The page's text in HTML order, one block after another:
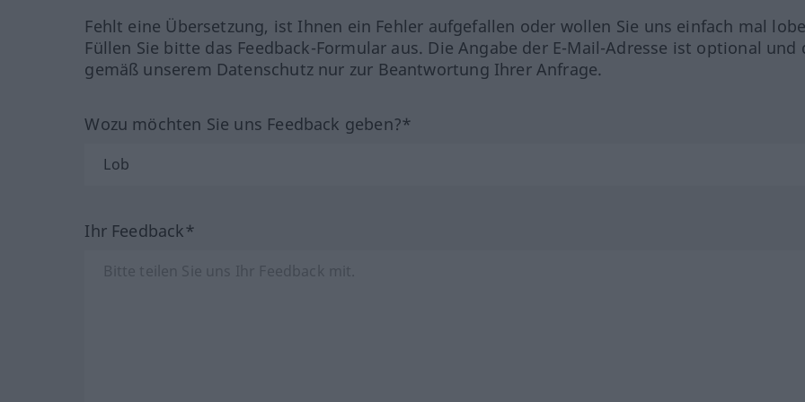
Fehlt eine Übersetzung, ist Ihnen ein Fehler aufgefallen oder wollen Sie uns einfach mal
Füllen Sie bitte das Feedback-Formular aus. Die Angabe der E-Mail-Adresse ist optional und
gemäß unserem Datenschutz nur zur Beantwortung Ihrer Anfrage.
Wozu möchten Sie uns Feedback geben?*
Ihr Feedback*